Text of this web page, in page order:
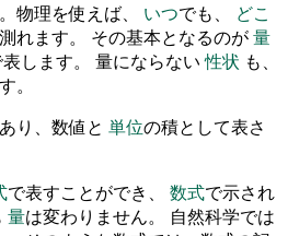
物理を使えば、 いつでも、 どこ
れます。 その基本となるのが量
します。 量にならない性状 も、
。
り、数値と 単位の積として表さ
で表すことができ、 数式で示され
量は変わりません。 自然科学では